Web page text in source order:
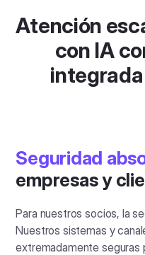
Atención
con IA
Seguridad
empresas y
Para nuestros socios, la
Nuestros sistemas y
extremadamente seguras